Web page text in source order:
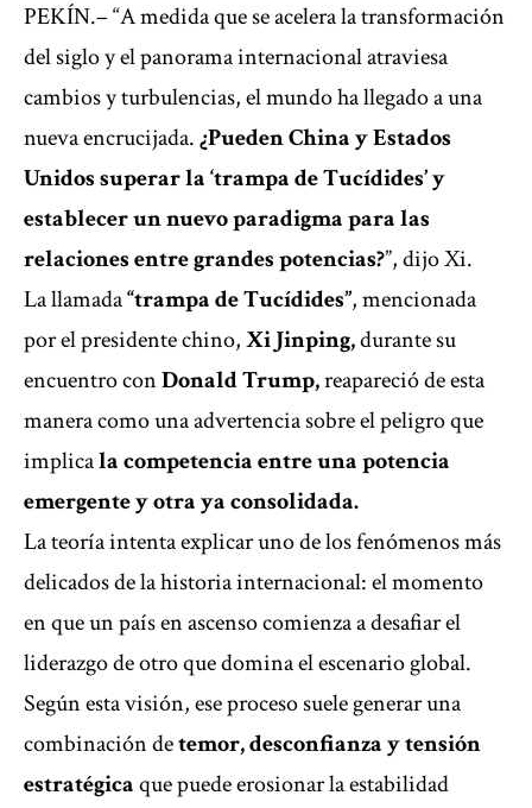
PEKÍN.– “A medida que se acelera la transformación
del siglo y el panorama internacional atraviesa
cambios y turbulencias, el mundo ha llegado a una
nueva encrucijada.¿Pueden China y Estados
Unidos superar la ‘trampa de Tucídides’ y
establecer un nuevo paradigma para las
relaciones entre grandes potencias?”, dijo Xi.
La llamada“trampa de Tucídides”, mencionada
por el presidente chino,Xi Jinping,durante su
encuentroconDonald Trump,reapareció de esta
manera como una advertencia sobre el peligro que
implicala competencia entre una potencia
emergente y otra ya consolidada.
La teoría intenta explicar uno de los fenómenos más
delicados de la historia internacional:el momento
en que un país en ascenso comienza a desafiar el
liderazgo de otro que domina el escenario global.
Según esta visión, ese proceso suele generar una
combinación detemor, desconfianza y tensión
estratégicaque puede erosionar la estabilidad